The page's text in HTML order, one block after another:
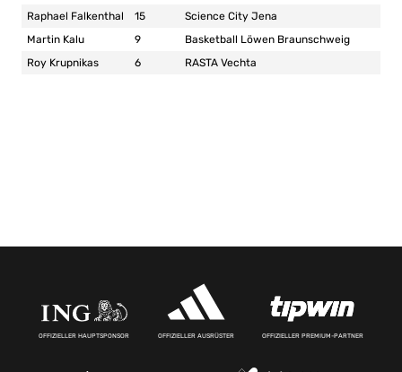
Raphael Falkenthal
15
Science City Jena
Martin Kalu
9
Basketball Löwen Braunschweig
Roy Krupnikas
6 RASTA Vechta
OFFIZIELLER HAUPTSPONSOR OFFIZIELLER AUSRÜSTER OFFIZIELLER PREMIUM-PARTNER